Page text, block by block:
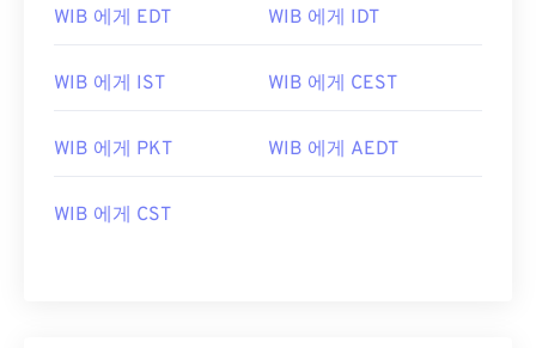
WIB 에게 EDT WIB 에게 IDT
WIB 에게 IST WIB 에게 CEST
WIB 에게 PKT WIB 에게 AEDT
WIB 에게 CST